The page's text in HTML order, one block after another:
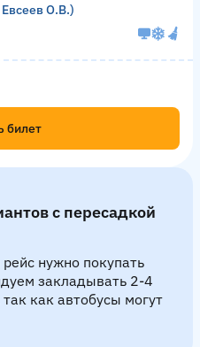
билет
О.В.)
с пересадкой
нужно покупать
закладывать 2-4
как автобусы могут